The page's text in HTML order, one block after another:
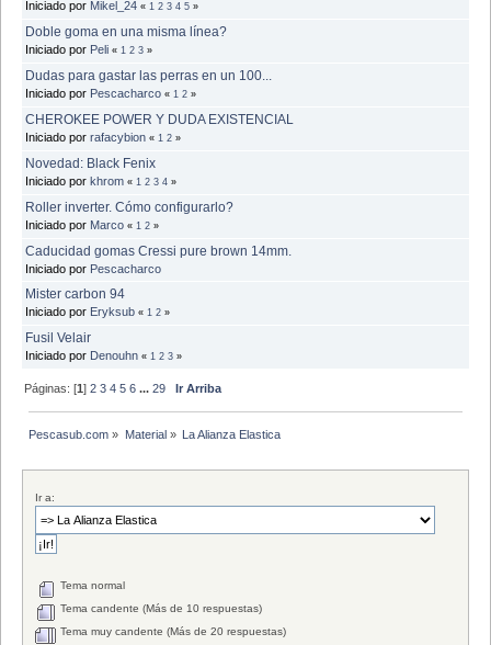
Iniciado por Mikel_24 « 1 2 3 4 5 »
Doble goma en una misma línea?
Iniciado por Peli « 1 2 3 »
Dudas para gastar las perras en un 100...
Iniciado por Pescacharco « 1 2 »
CHEROKEE POWER Y DUDA EXISTENCIAL
Iniciado por rafacybion « 1 2 »
Novedad: Black Fenix
Iniciado por khrom « 1 2 3 4 »
Roller inverter. Cómo configurarlo?
Iniciado por Marco « 1 2 »
Caducidad gomas Cressi pure brown 14mm.
Iniciado por Pescacharco
Mister carbon 94
Iniciado por Eryksub « 1 2 »
Fusil Velair
Iniciado por Denouhn « 1 2 3 »
Páginas: [1]2 3 4 5 6 ...29 Ir Arriba
Pescasub.com » Material» La Alianza Elastica
Ir a:
Tema normal
Tema candente (Más de 10 respuestas)
Tema muy candente (Más de 20 respuestas)